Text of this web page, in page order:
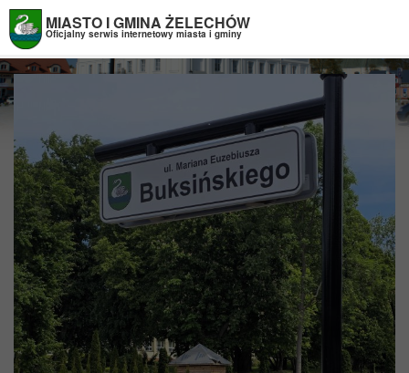
MIASTO I GMINA ŻELECHÓW
Oficjalny serwis internetowy miasta i gminy